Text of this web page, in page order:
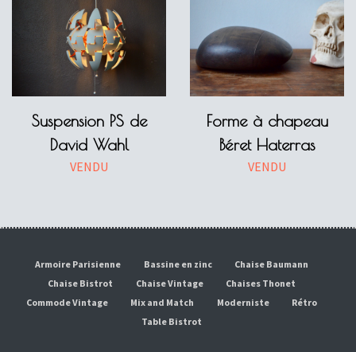
Suspension PS de
David Wahl
VENDU
Forme à chapeau
Béret Haterras
VENDU
Armoire Parisienne Bassine en zinc
Chaise Baumann
Chaise Bistrot
Chaise Vintage
Chaises Thonet
Commode Vintage
Mix and Match Moderniste
Rétro
Table Bistrot